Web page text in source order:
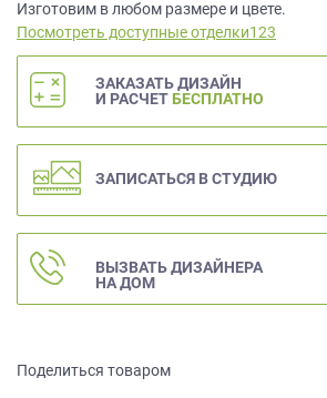
Изготовим в любом размере и цвете.
Посмотреть доступные отделки123
ЗАКАЗАТЬ ДИЗАЙН
И РАСЧЕТ БЕСПЛАТНО
ЗАПИСАТЬСЯ В СТУДИЮ
ВЫЗВАТЬ ДИЗАЙНЕРА
НА ДОМ
Поделиться товаром
данных.